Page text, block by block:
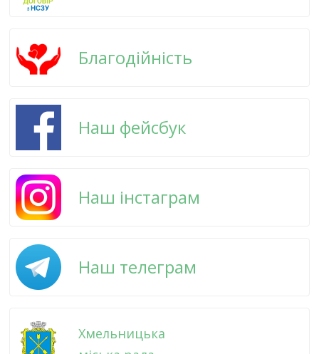
Благодійність
Наш фейсбук
Наш інстаграм
Наш телеграм
Хмельницька